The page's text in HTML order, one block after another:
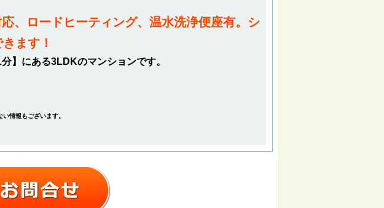
、ロードヒーティング、温水洗浄便座有。シ
ます！
】にある3LDKのマンションです。
情報もございます。